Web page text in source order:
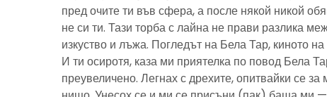
пред очите ти във сфера, а после някой никой
не си ти. Тази торба с лайна не прави разлика
изкуство и лъжа. Погледът на Бела Тар, киното
И ти осиротя, каза ми приятелка по повод Бела
преувеличено. Легнах с дрехите, опитвайки се